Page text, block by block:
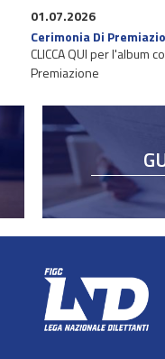
01.07.2026
Cerimonia Di
CLICCA QUI per l'album
Premiazione